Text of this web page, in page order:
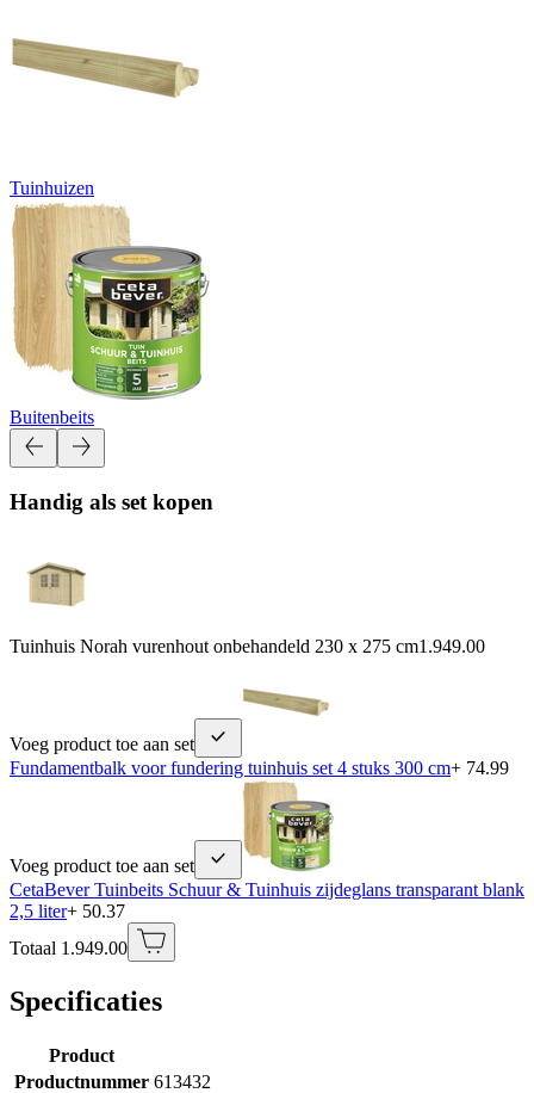
Tuinhuizen
Buitenbeits
Handig als set kopen
Tuinhuis Norah vurenhout onbehandeld 230 x 275 cm1.949.00
Voeg product toe aan set
Fundamentbalk voor fundering tuinhuis set 4 stuks 300 cm+ 74.99
Voeg product toe aan set
CetaBever Tuinbeits Schuur & Tuinhuis zijdeglans transparant blank
2,5 liter+ 50.37
Totaal 1.949.00
Specificaties
Product
Productnummer 613432